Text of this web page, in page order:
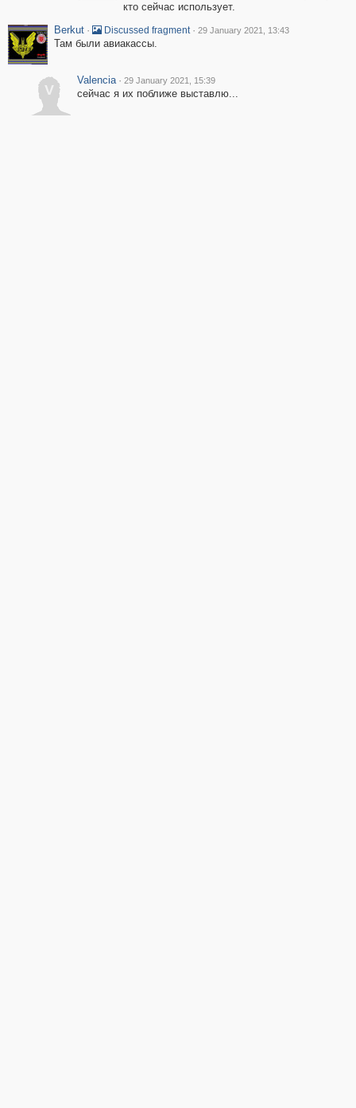
кто сейчас использует.
Berkut · Discussed fragment · 29 January 2021, 13:43
Там были авиакассы.
V
Valencia · 29 January 2021, 15:39
сейчас я их поближе выставлю...